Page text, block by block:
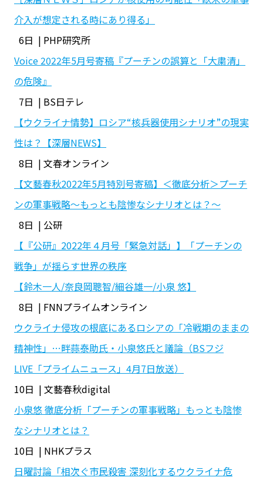
介入が想定される時にあり得る」
6日 | PHP研究所
Voice 2022年5月号寄稿『プーチンの誤算と「大粛清」
の危険』
7日 | BS日テレ
【ウクライナ情勢】ロシア“核兵器使用シナリオ”の現実
性は？【深層NEWS】
8日 | 文春オンライン
【文藝春秋2022年5月特別号寄稿】＜徹底分析＞プーチ
ンの軍事戦略～もっとも陰惨なシナリオとは？～
8日 | 公研
【『公研』2022年４月号「緊急対話」】「プーチンの
戦争」が揺らす世界の秩序
【鈴木一人/奈良岡聰智/細谷雄一/小泉 悠】
8日 | FNNプライムオンライン
ウクライナ侵攻の根底にあるロシアの「冷戦期のままの
精神性」…畔蒜泰助氏・小泉悠氏と議論（BSフジ
LIVE「プライムニュース」4月7日放送）
10日 | 文藝春秋digital
小泉悠 徹底分析「プーチンの軍事戦略」もっとも陰惨
なシナリオとは？
10日 | NHKプラス
日曜討論「相次ぐ市民殺害 深刻化するウクライナ危